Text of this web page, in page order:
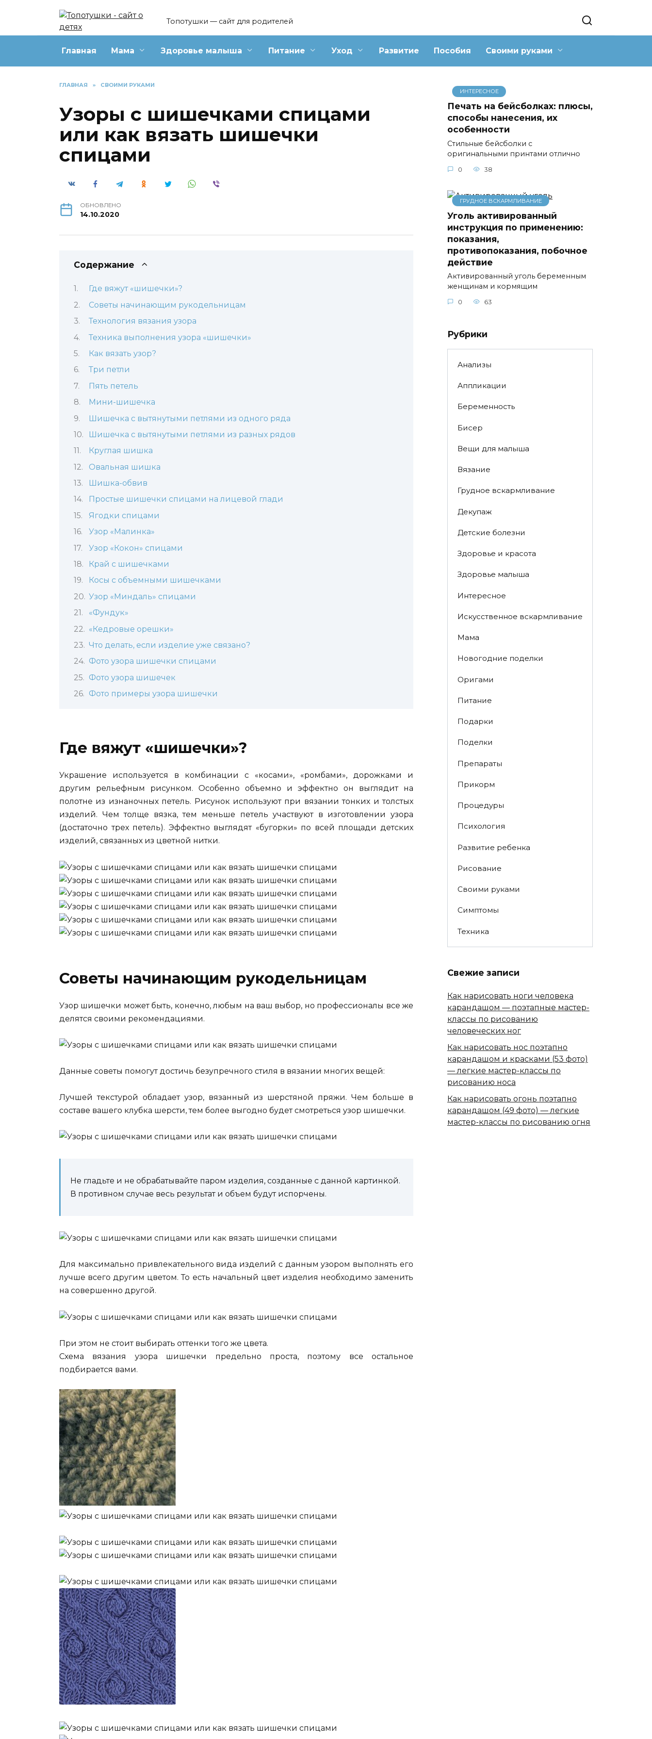
Топотушки — сайт для родителей
Главная Мама Здоровье малыша Питание Уход Развитие Пособия Своими руками
ГЛАВНАЯ » СВОИМИ РУКАМИ
Узоры с шишечками спицами
или как вязать шишечки
спицами
ОБНОВЛЕНО
14.10.2020
Содержание
Где вяжут «шишечки»?
Советы начинающим рукодельницам
Технология вязания узора
Техника выполнения узора «шишечки»
Как вязать узор?
Три петли
Пять петель
Мини-шишечка
Шишечка с вытянутыми петлями из одного ряда
Шишечка с вытянутыми петлями из разных рядов
Круглая шишка
Овальная шишка
Шишка-обвив
Простые шишечки спицами на лицевой глади
Ягодки спицами
Узор «Малинка»
Узор «Кокон» спицами
Край с шишечками
Косы с объемными шишечками
Узор «Миндаль» спицами
«Фундук»
«Кедровые орешки»
Что делать, если изделие уже связано?
Фото узора шишечки спицами
Фото узора шишечек
Фото примеры узора шишечки
Где вяжут «шишечки»?
Украшение используется в комбинации с «косами», «ромбами», дорожками и
другим рельефным рисунком. Особенно объемно и эффектно он выглядит на
полотне из изнаночных петель. Рисунок используют при вязании тонких и толстых
изделий. Чем толще вязка, тем меньше петель участвуют в изготовлении узора
(достаточно трех петель). Эффектно выглядят «бугорки» по всей площади детских
изделий, связанных из цветной нитки.
Советы начинающим рукодельницам
Узор шишечки может быть, конечно, любым на ваш выбор, но профессионалы все же
делятся своими рекомендациями.
Данные советы помогут достичь безупречного стиля в вязании многих вещей:
Лучшей текстурой обладает узор, вязанный из шерстяной пряжи. Чем больше в
составе вашего клубка шерсти, тем более выгодно будет смотреться узор шишечки.
Не гладьте и не обрабатывайте паром изделия, созданные с данной картинкой.
В противном случае весь результат и объем будут испорчены.
Для максимально привлекательного вида изделий с данным узором выполнять его
лучше всего другим цветом. То есть начальный цвет изделия необходимо заменить
на совершенно другой.
При этом не стоит выбирать оттенки того же цвета.
Схема вязания узора шишечки предельно проста, поэтому все остальное
подбирается вами.
ИНТЕРЕСНОЕ
Печать на бейсболках: плюсы,
способы нанесения, их
особенности
Стильные бейсболки с
оригинальными принтами отлично
0 38
ГРУДНОЕ ВСКАРМЛИВАНИЕ
Уголь активированный
инструкция по применению:
показания,
противопоказания, побочное
действие
Активированный уголь беременным
женщинам и кормящим
0 63
Рубрики
Анализы
Аппликации
Беременность
Бисер
Вещи для малыша
Вязание
Грудное вскармливание
Декупаж
Детские болезни
Здоровье и красота
Здоровье малыша
Интересное
Искусственное вскармливание
Мама
Новогодние поделки
Оригами
Питание
Подарки
Поделки
Препараты
Прикорм
Процедуры
Психология
Развитие ребенка
Рисование
Своими руками
Симптомы
Техника
Свежие записи
Как нарисовать ноги человека
карандашом — поэтапные мастер-
классы по рисованию
человеческих ног
Как нарисовать нос поэтапно
карандашом и красками (53 фото)
— легкие мастер-классы по
рисованию носа
Как нарисовать огонь поэтапно
карандашом (49 фото) — легкие
мастер-классы по рисованию огня